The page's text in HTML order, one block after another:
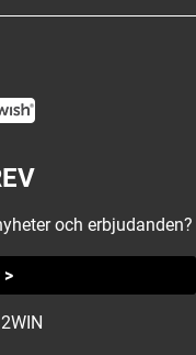
och erbjudanden?